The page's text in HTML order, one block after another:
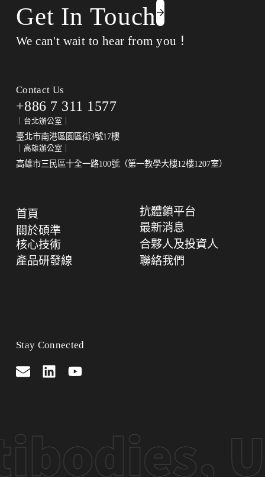
華
新
展
現
抗
體
鎖
平
台
潛
力
Get In Touch
We can't wait to hear from you！
Contact Us
+886 7 311 1577
｜台北辦公室｜
臺北市南港區園區街3號17樓
｜高雄辦公室｜
高雄市三民區十全一路100號（第一教學大樓12樓1207室）
首頁
關於碩準
核心技術
產品研發線
抗體鎖平台
最新消息
合夥人及投資人
聯絡我們
Stay Connected